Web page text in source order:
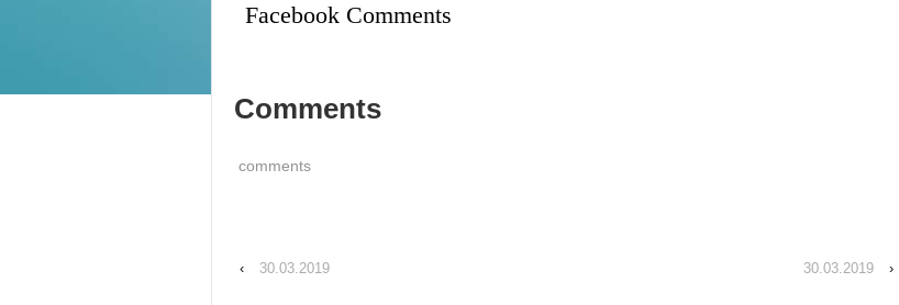
Facebook Comments
Comments
comments
‹ 30.03.2019 30.03.2019 ›